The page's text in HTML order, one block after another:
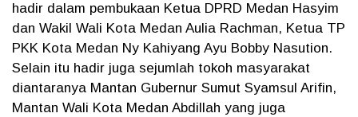
hadir dalam pembukaan Ketua DPRD Medan Hasyim
dan Wakil Wali Kota Medan Aulia Rachman, Ketua TP
PKK Kota Medan Ny Kahiyang Ayu Bobby Nasution.
Selain itu hadir juga sejumlah tokoh masyarakat
diantaranya Mantan Gubernur Sumut Syamsul Arifin,
Mantan Wali Kota Medan Abdillah yang juga